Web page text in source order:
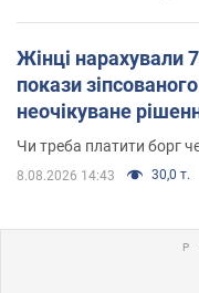
Жінці нарахували
покази
неочікуване
Чи треба платити борг
8.08.2026 14:43 30,0 т.